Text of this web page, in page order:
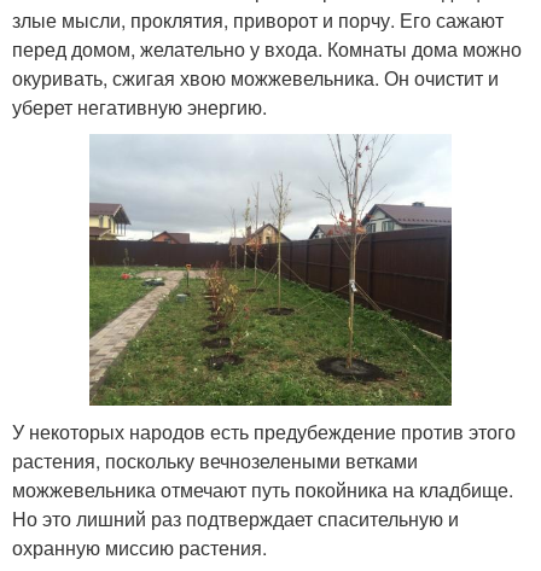
злые мысли, проклятия, приворот и порчу. Его сажают
перед домом, желательно у входа. Комнаты дома можно
окуривать, сжигая хвою можжевельника. Он очистит и
уберет негативную энергию.
У некоторых народов есть предубеждение против этого
растения, поскольку вечнозелеными ветками
можжевельника отмечают путь покойника на кладбище.
Но это лишний раз подтверждает спасительную и
охранную миссию растения.